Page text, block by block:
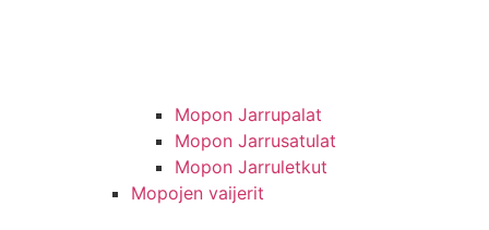
Mopon Jarrupalat
Mopon Jarrusatulat
Mopon Jarruletkut
Mopojen vaijerit